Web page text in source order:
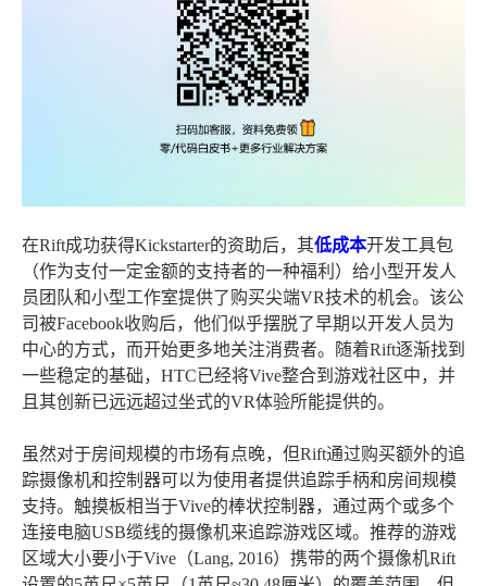
在Rift成功获得Kickstarter的资助后，其低成本开发工具包
（作为支付一定金额的支持者的一种福利）给小型开发人
员团队和小型工作室提供了购买尖端VR技术的机会。该公
司被Facebook收购后，他们似乎摆脱了早期以开发人员为
中心的方式，而开始更多地关注消费者。随着Rift逐渐找到
一些稳定的基础，HTC已经将Vive整合到游戏社区中，并
且其创新已远远超过坐式的VR体验所能提供的。
虽然对于房间规模的市场有点晚，但Rift通过购买额外的追
踪摄像机和控制器可以为使用者提供追踪手柄和房间规模
支持。触摸板相当于Vive的棒状控制器，通过两个或多个
连接电脑USB缆线的摄像机来追踪游戏区域。推荐的游戏
区域大小要小于Vive（Lang, 2016）携带的两个摄像机Rift